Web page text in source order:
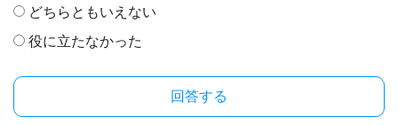
どちらともいえない
役に立たなかった